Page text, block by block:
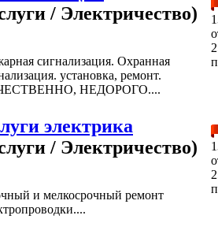
/ Электричество)
сигнализация. Охранная
установка, ремонт.
НЕДОРОГО....
электрика
/ Электричество)
и мелкосрочный ремонт